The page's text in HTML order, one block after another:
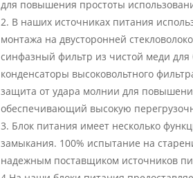
для повышения простоты
2. В наших источниках питания
монтажа на двусторонней
синфазный фильтр из чистой меди
конденсаторы высоковольтного
защита от удара молнии для
обеспечивающий высокую
3. Блок питания имеет несколько
замыкания. 100% испытание на
надежным поставщиком источников